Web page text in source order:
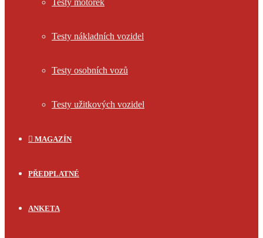
Testy motorek
Testy nákladních vozidel
Testy osobních vozů
Testy užitkových vozidel
MAGAZÍN
PŘEDPLATNÉ
ANKETA